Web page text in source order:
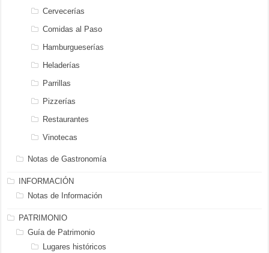
Cervecerías
Comidas al Paso
Hamburgueserías
Heladerías
Parrillas
Pizzerías
Restaurantes
Vinotecas
Notas de Gastronomía
INFORMACIÓN
Notas de Información
PATRIMONIO
Guía de Patrimonio
Lugares históricos